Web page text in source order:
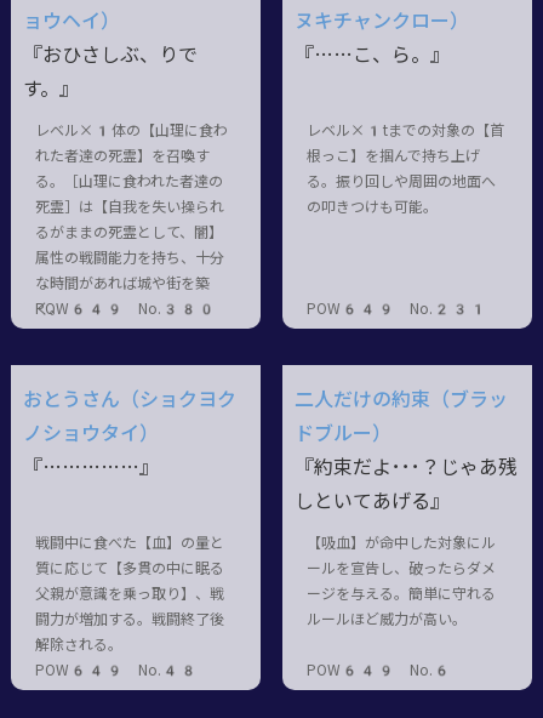
ョウヘイ）
『おひさしぶ、りで
す。』
レベル×1体の【山理に食わ
れた者達の死霊】を召喚す
る。［山理に食われた者達の
死霊］は【自我を失い操られ
るがままの死霊として、闇】
属性の戦闘能力を持ち、十分
な時間があれば城や街を築
く。
POW649 No.380
ヌキチャンクロー）
『……こ、ら。』
レベル×1tまでの対象の【首
根っこ】を掴んで持ち上げ
る。振り回しや周囲の地面へ
の叩きつけも可能。
POW649 No.231
おとうさん（ショクヨク
ノショウタイ）
『……………』
戦闘中に食べた【血】の量と
質に応じて【多貫の中に眠る
父親が意識を乗っ取り】、戦
闘力が増加する。戦闘終了後
解除される。
POW649 No.48
二人だけの約束（ブラッ
ドブルー）
『約束だよ･･･？じゃあ残
しといてあげる』
【吸血】が命中した対象にル
ールを宣告し、破ったらダメ
ージを与える。簡単に守れる
ルールほど威力が高い。
POW649 No.6